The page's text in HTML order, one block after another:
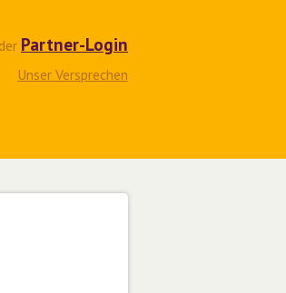
Partner-Login
Unser Versprechen